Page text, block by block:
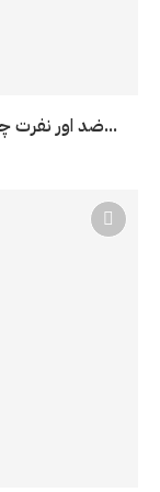
ضد اور نفرت چھوڑیں : عوام اور ملکی مفاد کے فیصلے کریں...